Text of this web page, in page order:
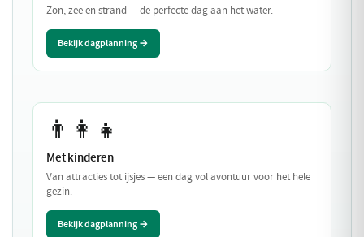
Zon, zee en strand — de perfecte dag aan het water.
Bekijk dagplanning →
👨‍👩‍👧
Met kinderen
Van attracties tot ijsjes — een dag vol avontuur voor het hele
gezin.
Bekijk dagplanning →